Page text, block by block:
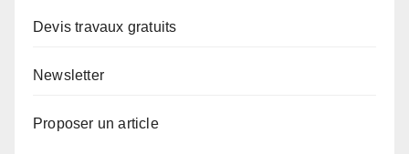
Devis travaux gratuits
Newsletter
Proposer un article